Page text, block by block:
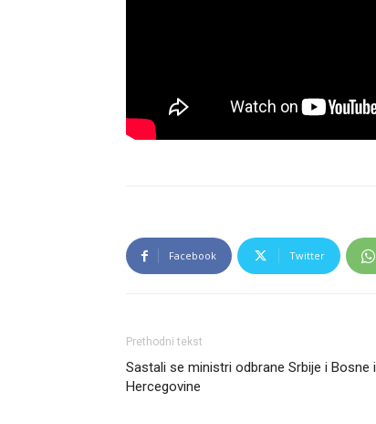
Facebook Twitter
Prethodni tekst
Sastali se ministri odbrane Srbije i Bosne i
Hercegovine